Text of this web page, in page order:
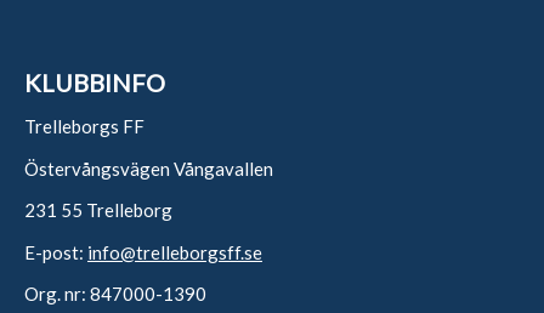
KLUBBINFO
Trelleborgs FF
Östervångsvägen Vångavallen
231 55 Trelleborg
E-post: info@trelleborgsff.se
Org. nr: 847000-1390